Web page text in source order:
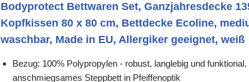
Bodyprotect Bettwaren Set, Ganzjahresdecke
Kopfkissen 80 x 80 cm, Bettdecke Ecoline,
waschbar, Made in EU, Allergiker geeignet, weiß
Bezug: 100% Polypropylen - robust, langlebig und
anschmiegsames Steppbett in Pfeiffenoptik